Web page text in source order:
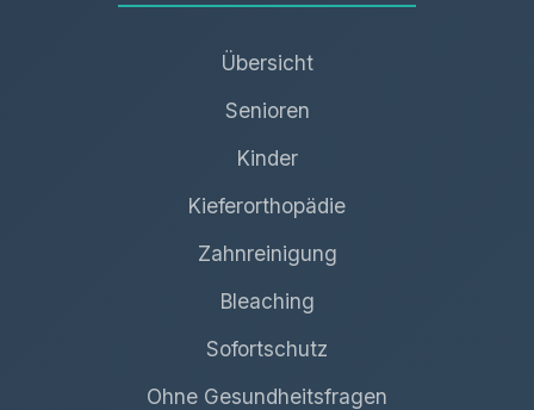
Übersicht
Senioren
Kinder
Kieferorthopädie
Zahnreinigung
Bleaching
Sofortschutz
Ohne Gesundheitsfragen